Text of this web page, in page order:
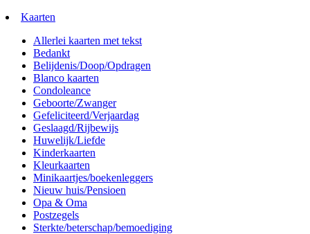
Kaarten
Allerlei kaarten met tekst
Bedankt
Belijdenis/Doop/Opdragen
Blanco kaarten
Condoleance
Geboorte/Zwanger
Gefeliciteerd/Verjaardag
Geslaagd/Rijbewijs
Huwelijk/Liefde
Kinderkaarten
Kleurkaarten
Minikaartjes/boekenleggers
Nieuw huis/Pensioen
Opa & Oma
Postzegels
Sterkte/beterschap/bemoediging